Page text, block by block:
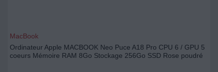
MacBook
Ordinateur Apple MACBOOK Neo Puce A18 Pro CPU 6 / GPU 5
coeurs Mémoire RAM 8Go Stockage 256Go SSD Rose poudré